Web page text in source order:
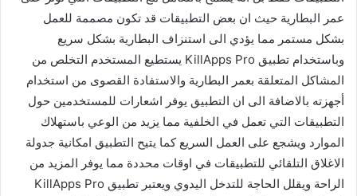
عمر البطارية حيث ان بعض التطبيقات قد تكون مصممة للعمل
بشكل مستمر مما يؤدي الى استنزاف البطارية بشكل سريع
وباستخدام تطبيق KillApps Pro يستطيع المستخدم التخلص من
المشاكل المتعلقة بعمر البطارية والاستفادة القصوى من استخدام
أجهزته بالاضافة الى ان التطبيق يوفر اشعارات للمستخدمين حول
التطبيقات التي تعمل في الخلفية مما يزيد من الوعي باستهلاك
الموارد ويشجع على العمل السريع كما يتيح التطبيق امكانية جدولة
الاغلاق التلقائي للتطبيقات في اوقات محددة مما يوفر المزيد من
الراحة ويقلل الحاجة للتدخل اليدوي ويعتبر تطبيق KillApps Pro